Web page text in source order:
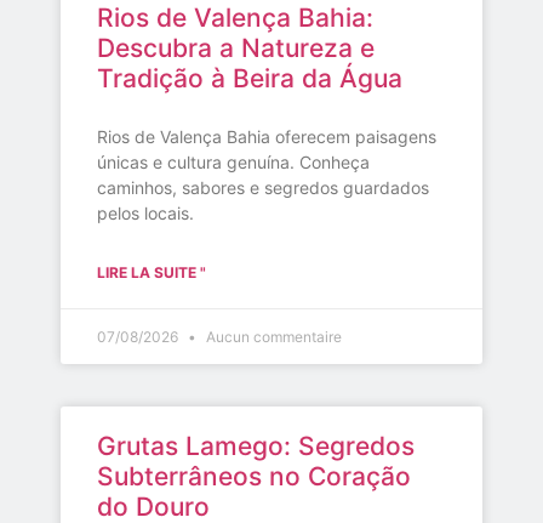
Rios de Valença Bahia:
Descubra a Natureza e
Tradição à Beira da Água
Rios de Valença Bahia oferecem paisagens
únicas e cultura genuína. Conheça
caminhos, sabores e segredos guardados
pelos locais.
LIRE LA SUITE "
07/08/2026 Aucun commentaire
Grutas Lamego: Segredos
Subterrâneos no Coração
do Douro